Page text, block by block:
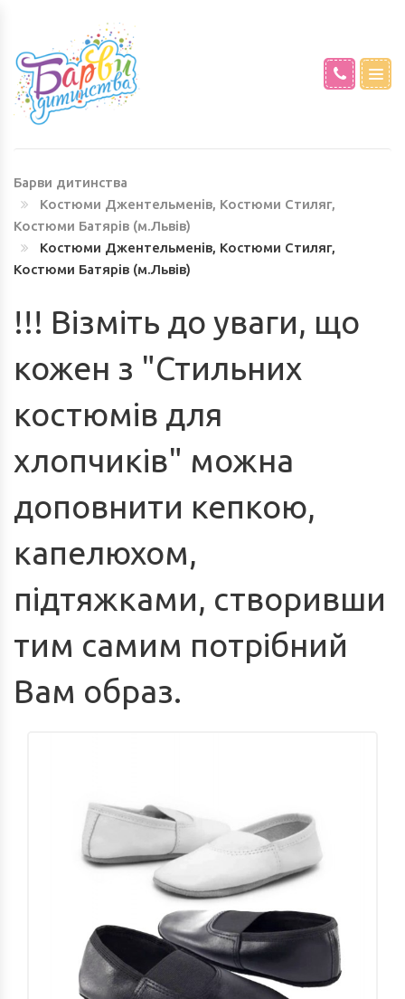
КАРНАВАЛЬНІ КОСТЮМИ ПОРИ РОКУ
І ПРИРОДА (М.ЛЬВІВ)
ГОРОД НАПРОКАТ (М.ЛЬВІВ)
КАРНАВАЛЬНІ КОСТЮМИ ЗВІРЯТ ТА
КАРНАВАЛЬНІ КОСТЮМИ ПТАХІВ ТА
КАРНАВАЛЬНІ КОСТЮМИ КВІТІВ ТА
ЯГІД (М.ЛЬВІВ)
КАРНАВАЛЬНІ КОСТЮМИ КАЗКОВИХ
ТА МУЛЬТПЕРСОНАЖІВ (М.ЛЬВІВ)
НАЦІОНАЛЬНІ КОСТЮМИ (М.ЛЬВІВ)
ПРОФЕСІЇ ТА ІНШЕ (М.ЛЬВІВ)
ХЕЛЛОВІН (М.ЛЬВІВ)
МОРСЬКЕ ЦАРСТВО (М.ЛЬВІВ)
ШКОЛА / СВЯТО "ВЕЛИКДЕНЬ"ТА ІНШІ
... (М.ЛЬВІВ)
КОСТЮМИ ДЖЕНТЕЛЬМЕНІВ,
СВЯТКОВІ СУКНІ
Барви дитинства
Костюми Джентельменів, Костюми Cтиляг,
Костюми Батярів (м.Львів)
Костюми Джентельменів, Костюми Cтиляг,
Костюми Батярів (м.Львів)
!!! Візміть до уваги, що
кожен з "Стильних
костюмів для
хлопчиків" можна
доповнити кепкою,
капелюхом,
підтяжками, створивши
тим самим потрібний
Вам образ.